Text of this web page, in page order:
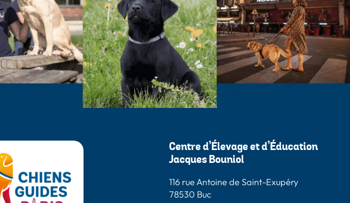
Centre d’Élevage et d’Éducation
Jacques Bouniol
116 rue Antoine de Saint-Exupéry
78530 Buc